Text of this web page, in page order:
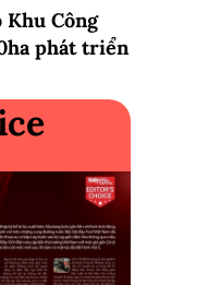
Khu Công
phát triển